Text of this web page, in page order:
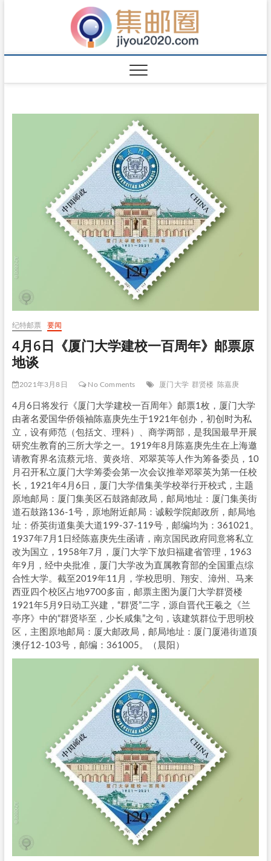
纪特邮票 要闻
4月6日《厦门大学建校一百周年》邮票原
地谈
2021年3月8日 No Comments 厦门大学 群贤楼 陈嘉庚
4月6日将发行《厦门大学建校一百周年》邮票1枚，厦门大学
由著名爱国华侨领袖陈嘉庚先生于1921年创办，初创时为私
立，设有师范（包括文、理科）、商学两部，是我国最早开展
研究生教育的三所大学之一。1919年8月陈嘉庚先生在上海邀
请教育界名流蔡元培、黄炎培、邓翠英等人作为筹备委员，10
月召开私立厦门大学筹委会第一次会议推举邓翠英为第一任校
长，1921年4月6日，厦门大学借集美学校举行开校式，主题
原地邮局：厦门集美区石鼓路邮政局，邮局地址：厦门集美街
道石鼓路136-1号，原地附近邮局：诚毅学院邮政所，邮局地
址：侨英街道集美大道199-37-119号，邮编均为：361021。
1937年7月1日经陈嘉庚先生函请，南京国民政府同意将私立
改为国立，1958年7月，厦门大学下放归福建省管理，1963
年9月，经中央批准，厦门大学改为直属教育部的全国重点综
合性大学。截至2019年11月，学校思明、翔安、漳州、马来
西亚四个校区占地9700多亩，邮票主图为厦门大学群贤楼
1921年5月9日动工兴建，“群贤”二字，源自晋代王羲之《兰
亭序》中的“群贤毕至，少长咸集”之句，该建筑群位于思明校
区，主图原地邮局：厦大邮政局，邮局地址：厦门厦港街道顶
澳仔12-103号，邮编：361005。（晨阳）